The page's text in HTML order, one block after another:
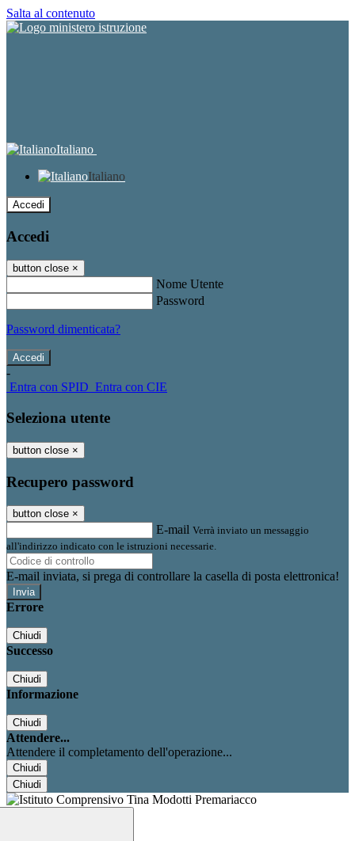
Salta al contenuto
Italiano
Italiano
Accedi
Accedi
button close ×
Nome Utente
Password
Password dimenticata?
-
Entra con SPID Entra con CIE
Seleziona utente
button close ×
Recupero password
button close ×
E-mail Verrà inviato un messaggio
all'indirizzo indicato con le istruzioni necessarie.
E-mail inviata, si prega di controllare la casella di posta elettronica!
Errore
Chiudi
Successo
Chiudi
Informazione
Chiudi
Attendere...
Attendere il completamento dell'operazione...
Chiudi
Chiudi